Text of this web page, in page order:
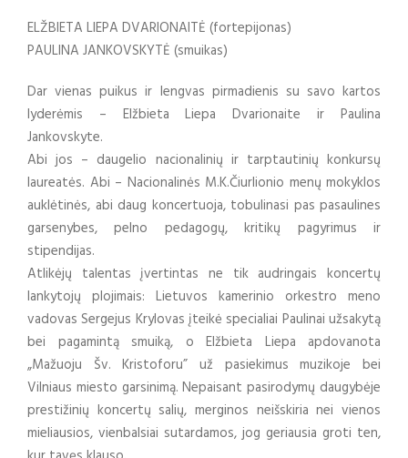
ELŽBIETA LIEPA DVARIONAITĖ (fortepijonas)
PAULINA JANKOVSKYTĖ (smuikas)
Dar vienas puikus ir lengvas pirmadienis su savo kartos
lyderėmis – Elžbieta Liepa Dvarionaite ir Paulina
Jankovskyte.
Abi jos – daugelio nacionalinių ir tarptautinių konkursų
laureatės. Abi – Nacionalinės M.K.Čiurlionio menų mokyklos
auklėtinės, abi daug koncertuoja, tobulinasi pas pasaulines
garsenybes, pelno pedagogų, kritikų pagyrimus ir
stipendijas.
Atlikėjų talentas įvertintas ne tik audringais koncertų
lankytojų plojimais: Lietuvos kamerinio orkestro meno
vadovas Sergejus Krylovas įteikė specialiai Paulinai užsakytą
bei pagamintą smuiką, o Elžbieta Liepa apdovanota
„Mažuoju Šv. Kristoforu” už pasiekimus muzikoje bei
Vilniaus miesto garsinimą. Nepaisant pasirodymų daugybėje
prestižinių koncertų salių, merginos neišskiria nei vienos
mieliausios, vienbalsiai sutardamos, jog geriausia groti ten,